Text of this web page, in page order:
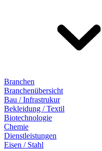
Branchen
Branchenübersicht
Bau / Infrastrukur
Bekleidung / Textil
Biotechnologie
Chemie
Dienstleistungen
Eisen / Stahl